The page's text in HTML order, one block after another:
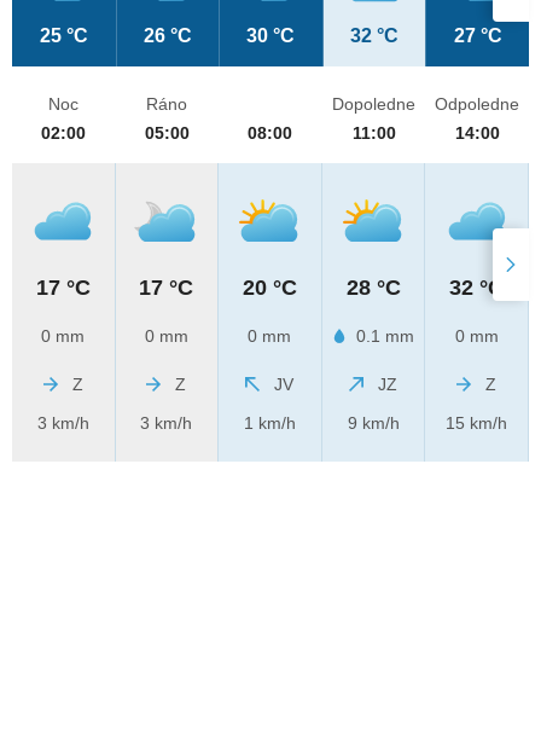
25 °C 26 °C 30 °C 32 °C 27 °C
Noc
02:00
17 °C
0 mm
Z
3 km/h
Ráno
05:00
17 °C
0 mm
Z
3 km/h
08:00
20 °C
0 mm
JV
1 km/h
Dopoledne
11:00
28 °C
0.1 mm
JZ
9 km/h
Odpoledne
14:00
32 °C
0 mm
Z
15 km/h